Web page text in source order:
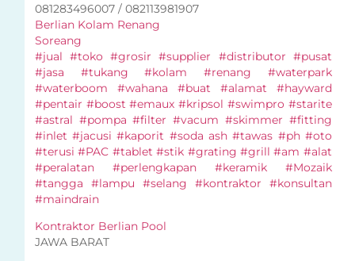
081283496007 / 082113981907
Berlian Kolam Renang
Soreang
#jual #toko #grosir #supplier #distributor #pusat
#jasa #tukang #kolam #renang #waterpark
#waterboom #wahana #buat #alamat #hayward
#pentair #boost #emaux #kripsol #swimpro #starite
#astral #pompa #filter #vacum #skimmer #fitting
#inlet #jacusi #kaporit #soda ash #tawas #ph #oto
#terusi #PAC #tablet #stik #grating #grill #am #alat
#peralatan #perlengkapan #keramik #Mozaik
#tangga #lampu #selang #kontraktor #konsultan
#maindrain
Kontraktor Berlian Pool
JAWA BARAT